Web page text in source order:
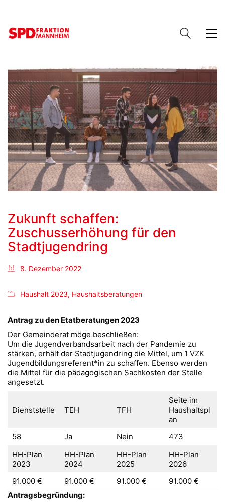
Zukunft schaffen:
Zuschusserhöhung für den
Stadtjugendring
8. Dezember 2022
Haushalt 2023, Haushaltsberatungen
Antrag zu den Etatberatungen 2023
Der Gemeinderat möge beschließen:
Um die Jugendverbandsarbeit nach der Pandemie zu
stärken, erhält der Stadtjugendring die Mittel, um 1 VZK
Jugendbildungsreferent*in zu schaffen. Ebenso werden
die Mittel für die pädagogischen Sachkosten der Stelle
angesetzt.
Dienststelle TEH TFH
Seite im
Haushaltspl
an
58
Ja Nein
473
HH-Plan
2023
HH-Plan
2024
HH-Plan
2025
HH-Plan
2026
91.000 €
91.000 € 91.000 €
91.000 €
Antragsbegründung: